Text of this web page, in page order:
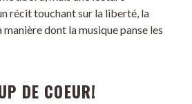
récit touchant sur la liberté, la
manière dont la musique panse les
DE COEUR!